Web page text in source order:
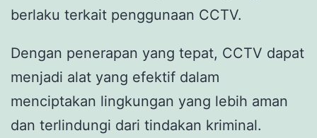
berlaku terkait penggunaan CCTV.
Dengan penerapan yang tepat, CCTV dapat
menjadi alat yang efektif dalam
menciptakan lingkungan yang lebih aman
dan terlindungi dari tindakan kriminal.